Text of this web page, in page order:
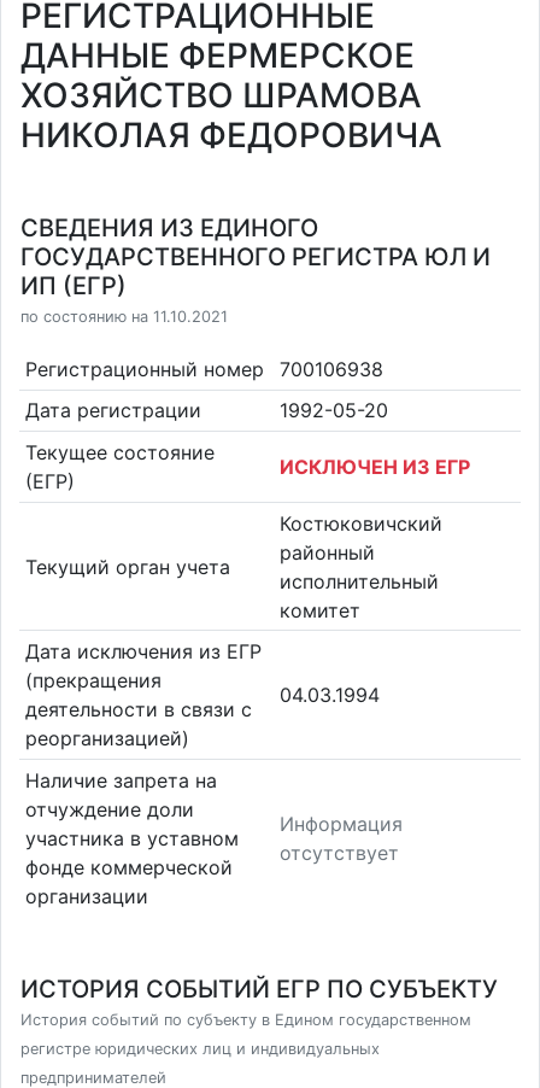
РЕГИСТРАЦИОННЫЕ
ДАННЫЕ ФЕРМЕРСКОЕ
ХОЗЯЙСТВО ШРАМОВА
НИКОЛАЯ ФЕДОРОВИЧА
СВЕДЕНИЯ ИЗ ЕДИНОГО
ГОСУДАРСТВЕННОГО РЕГИСТРА ЮЛ И
ИП (ЕГР)
по состоянию на 11.10.2021
Регистрационный номер
700106938
Дата регистрации
1992-05-20
Текущее состояние
(ЕГР)
ИСКЛЮЧЕН ИЗ ЕГР
Текущий орган учета
Костюковичский
районный
исполнительный
комитет
Дата исключения из ЕГР
(прекращения
деятельности в связи с
реорганизацией)
04.03.1994
Наличие запрета на
отчуждение доли
участника в уставном
фонде коммерческой
организации
Информация
отсутствует
ИСТОРИЯ СОБЫТИЙ ЕГР ПО СУБЪЕКТУ
История событий по субъекту в Едином государственном
регистре юридических лиц и индивидуальных
предпринимателей